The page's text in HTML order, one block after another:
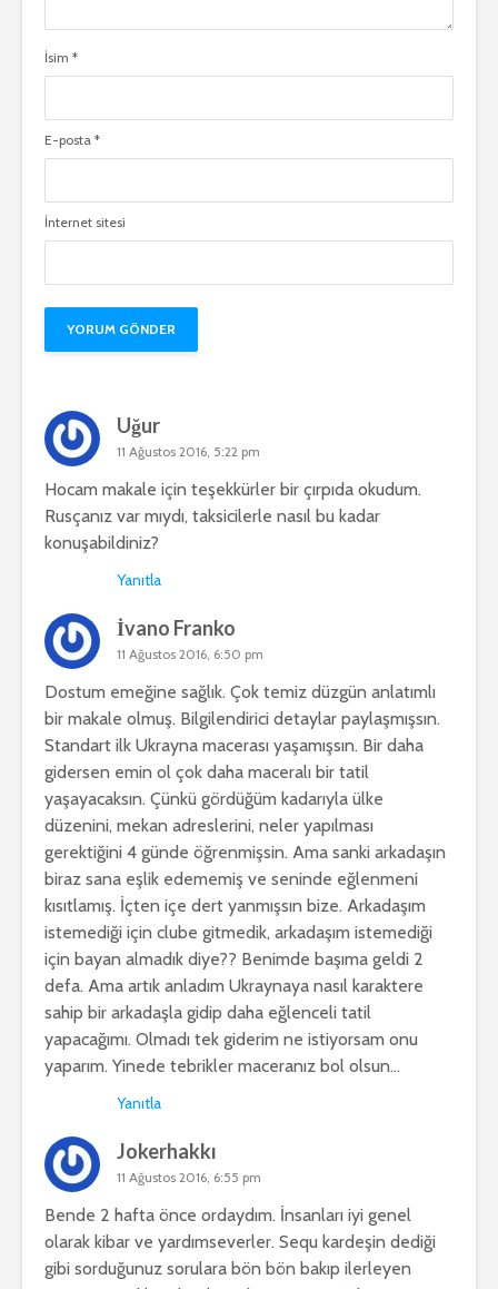
İsim *
E-posta *
İnternet sitesi
Uğur
11 Ağustos 2016, 5:22 pm
Hocam makale için teşekkürler bir çırpıda okudum.
Rusçanız var mıydı, taksicilerle nasıl bu kadar
konuşabildiniz?
Yanıtla
İvano Franko
11 Ağustos 2016, 6:50 pm
Dostum emeğine sağlık. Çok temiz düzgün anlatımlı
bir makale olmuş. Bilgilendirici detaylar paylaşmışsın.
Standart ilk Ukrayna macerası yaşamışsın. Bir daha
gidersen emin ol çok daha maceralı bir tatil
yaşayacaksın. Çünkü gördüğüm kadarıyla ülke
düzenini, mekan adreslerini, neler yapılması
gerektiğini 4 günde öğrenmişsin. Ama sanki arkadaşın
biraz sana eşlik edememiş ve seninde eğlenmeni
kısıtlamış. İçten içe dert yanmışsın bize. Arkadaşım
istemediği için clube gitmedik, arkadaşım istemediği
için bayan almadık diye?? Benimde başıma geldi 2
defa. Ama artık anladım Ukraynaya nasıl karaktere
sahip bir arkadaşla gidip daha eğlenceli tatil
yapacağımı. Olmadı tek giderim ne istiyorsam onu
yaparım. Yinede tebrikler maceranız bol olsun…
Yanıtla
Jokerhakkı
11 Ağustos 2016, 6:55 pm
Bende 2 hafta önce ordaydım. İnsanları iyi genel
olarak kibar ve yardımseverler. Sequ kardeşin dediği
gibi sorduğunuz sorulara bön bön bakıp ilerleyen